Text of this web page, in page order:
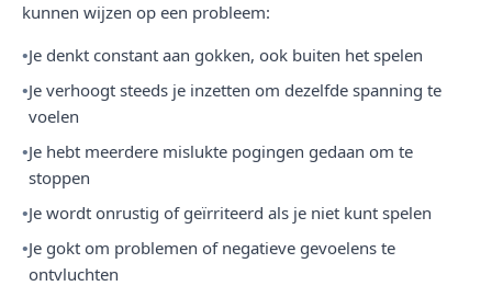
kunnen wijzen op een probleem:
Je denkt constant aan gokken, ook buiten het spelen
Je verhoogt steeds je inzetten om dezelfde spanning te
voelen
Je hebt meerdere mislukte pogingen gedaan om te
stoppen
Je wordt onrustig of geïrriteerd als je niet kunt spelen
Je gokt om problemen of negatieve gevoelens te
ontvluchten